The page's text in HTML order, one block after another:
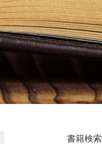
書籍検索